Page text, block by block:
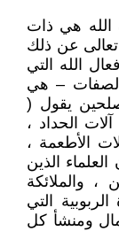
الله هي ذات
تعالى عن ذلك
الله التي
الصفات – هي
يقول (
الحداد ،
الأطعمة ،
الذين
، والملائكة
التي
ومنشأ كل